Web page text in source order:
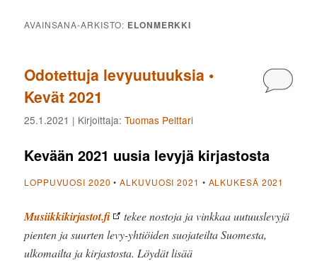
AVAINSANA-ARKISTO: ELONMERKKI
Odotettuja levyuutuuksia •
Kevät 2021
25.1.2021 | Kirjoittaja:Tuomas Pelttari
Kevään 2021 uusia levyjä kirjastosta
LOPPUVUOSI 2020 •ALKUVUOSI 2021 • ALKUKESÄ 2021
Musiikkikirjastot.fi
tekee nostoja ja vinkkaa uutuuslevyjä
pienten ja suurten levy-yhtiöiden suojateilta Suomesta,
ulkomailta ja kirjastosta. Löydät lisää